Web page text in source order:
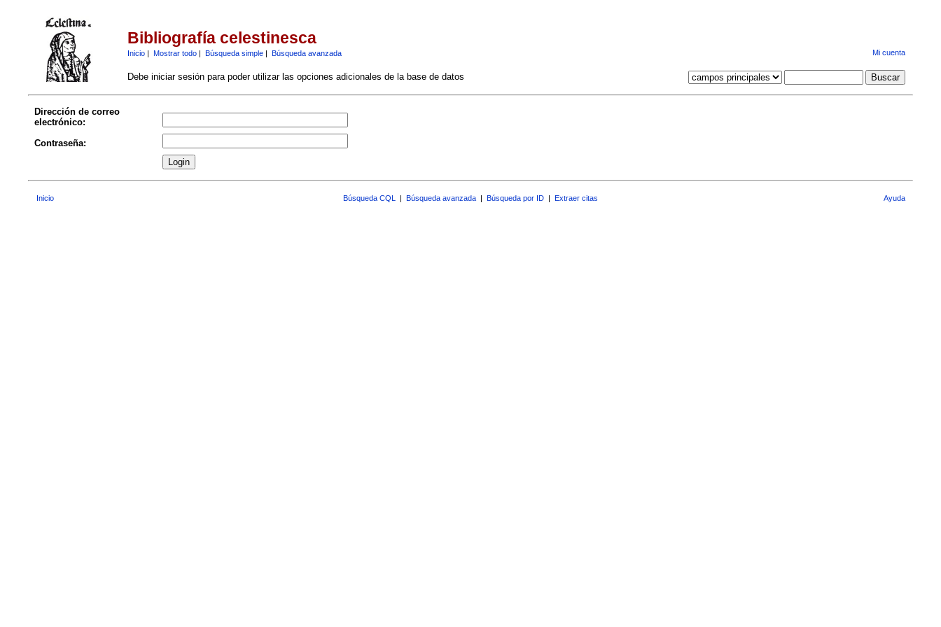
Bibliografía celestinesca
Inicio| Mostrar todo| Búsqueda simple| Búsqueda avanzada Mi cuenta
Debe iniciar sesión para poder utilizar las opciones adicionales de la base de datos
Dirección de correo
electrónico:
Contraseña:
Inicio Búsqueda CQL | Búsqueda avanzada | Búsqueda por ID | Extraer citas Ayuda